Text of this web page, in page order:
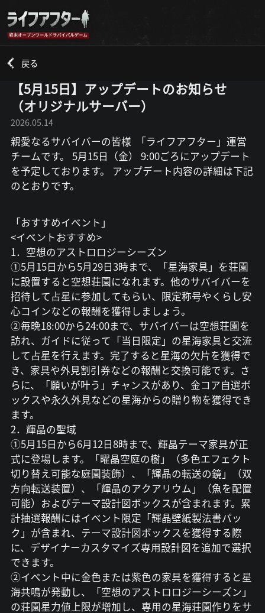
戻る
【5月15日】アップデートのお知らせ
（オリジナルサーバー）
2026.05.14
親愛なるサバイバーの皆様 「ライフアフター」運営
チームです。 5月15日（金） 9:00ごろにアップデート
を予定しております。 アップデート内容の詳細は下記
のとおりです。
「おすすめイベント」
<イベントおすすめ>
1．空想のアストロロジーシーズン
①5月15日から5月29日3時まで、「星海家具」を荘園
に設置すると空想荘園になれます。他のサバイバーを
招待して占星に参加してもらい、限定称号やくらし安
心コインなどの報酬を獲得しましょう。
②毎晩18:00から24:00まで、サバイバーは空想荘園を
訪れ、ガイドに従って「当日限定」の星海家具と交流
して占星を行えます。完了すると星海の欠片を獲得で
き、家具や外見割引券などの報酬と交換可能です。さ
らに、「願いが叶う」チャンスがあり、金コア自選ボ
ックスや永久外見などの星海からの贈り物を獲得でき
ます。
2．輝晶の聖域
①5月15日から6月12日8時まで、輝晶テーマ家具が正
式に登場します。「曜晶空庭の樹」（多色エフェクト
切り替え可能な庭園装飾）、「輝晶の転送の鏡」（双
方向転送装置）、「輝晶のアクアリウム」（魚を配置
可能）およびテーマ設計図ボックスが含まれます。累
計抽選報酬にはイベント限定「輝晶壁紙製法書パッ
ク」が含まれ、テーマ設計図ボックスを獲得する際
に、デザイナーカスタマイズ専用設計図を追加で選択
できます。
②イベント中に金色または紫色の家具を獲得すると星
海共鳴が発動し、「空想のアストロロジーシーズン」
の荘園星力値上限が増加し、専用の星海荘園作りをサ